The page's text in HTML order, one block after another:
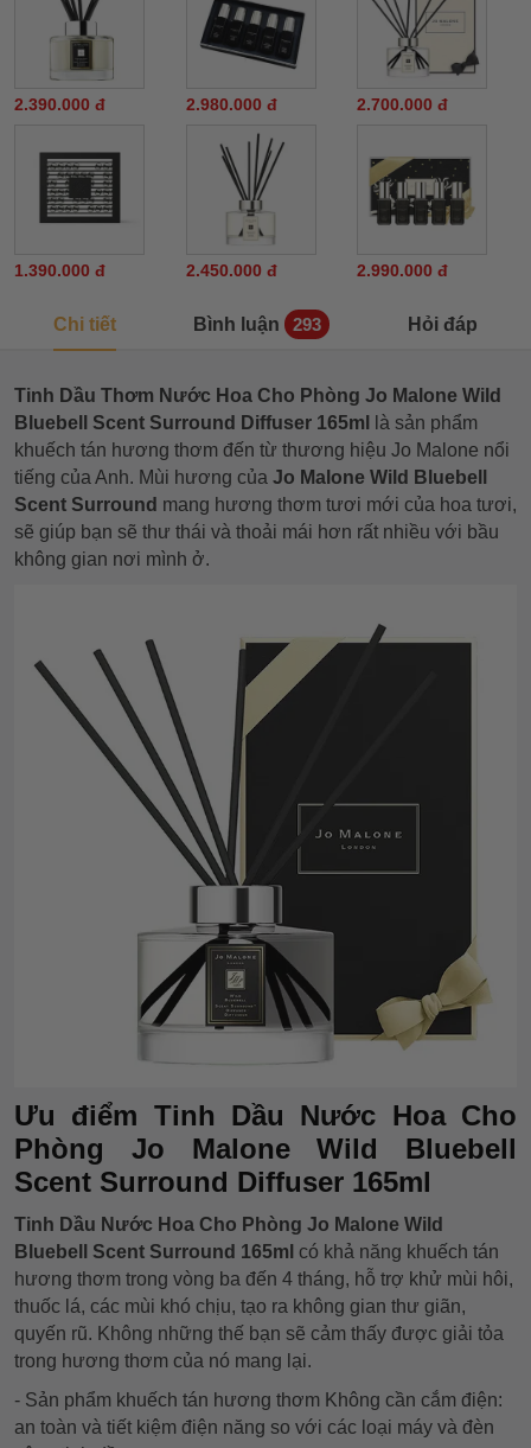
2.390.000 đ 2.980.000 đ 2.700.000 đ
1.390.000 đ 2.450.000 đ 2.990.000 đ
Chi tiết Bình luận 293 Hỏi đáp
Tinh Dầu Thơm Nước Hoa Cho Phòng Jo Malone Wild
Bluebell Scent Surround Diffuser 165ml
là sản phẩm
khuếch tán hương thơm đến từ thương hiệu Jo Malone nổi
tiếng của Anh. Mùi hương của Jo Malone Wild Bluebell
Scent Surround mang hương thơm tươi mới của hoa tươi,
sẽ giúp bạn sẽ thư thái và thoải mái hơn rất nhiều với bầu
không gian nơi mình ở.
Ưu điểm Tinh Dầu Nước Hoa Cho
Phòng Jo Malone Wild Bluebell
Scent Surround Diffuser 165ml
Tinh Dầu Nước Hoa Cho Phòng Jo Malone Wild
Bluebell Scent Surround 165ml có khả năng khuếch tán
hương thơm trong vòng ba đến 4 tháng, hỗ trợ khử mùi hôi,
thuốc lá, các mùi khó chịu, tạo ra không gian thư giãn,
quyến rũ. Không những thế bạn sẽ cảm thấy được giải tỏa
trong hương thơm của nó mang lại.
- Sản phẩm khuếch tán hương thơm Không cần cắm điện:
an toàn và tiết kiệm điện năng so với các loại máy và đèn